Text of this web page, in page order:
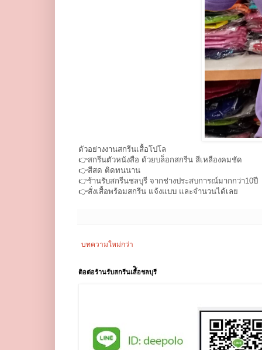
ตัวอย่างงานสกรีนเสื้อโปโล
👉สกรีนตัวหนังสือ ด้วยบล็อกสกรีน สีเหลืองคมชัด
👉สีสด ติดทนนาน
👉ร้านรับสกรีนชลบุรี​ จากช่างประสบการณ์​มากกว่า10ปี
👉สั่งเสื้อพร้อมสกรีน แจ้งแบบ และจำนวนได้เลย
บทความใหม่กว่า
ติอต่อร้านรับสกรีนเสื้ิอชลบุรี